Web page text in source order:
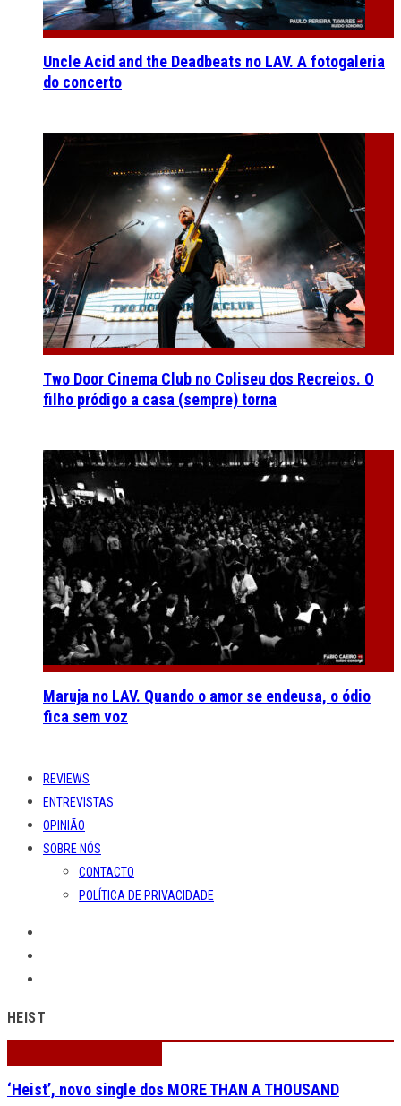
Uncle Acid and the Deadbeats no LAV. A fotogaleria
do concerto
Two Door Cinema Club no Coliseu dos Recreios. O
filho pródigo a casa (sempre) torna
Maruja no LAV. Quando o amor se endeusa, o ódio
fica sem voz
REVIEWS
ENTREVISTAS
OPINIÃO
SOBRE NÓS
CONTACTO
POLÍTICA DE PRIVACIDADE
HEIST
‘Heist’, novo single dos MORE THAN A THOUSAND